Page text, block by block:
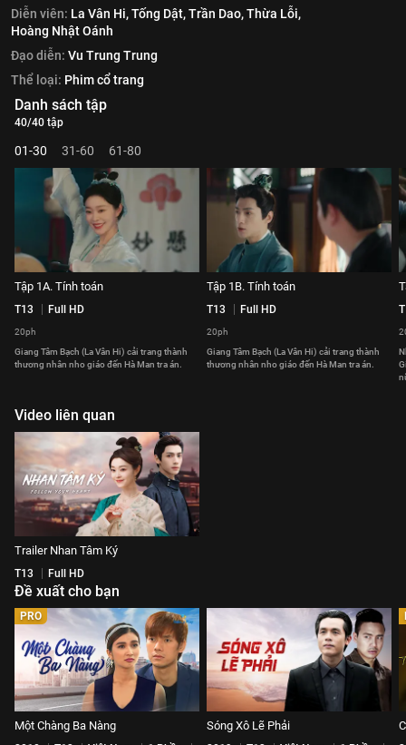
Diễn viên: La Vân Hi,Tống Dật,Trần Dao,Thừa Lỗi,
Hoàng Nhật Oánh
Đạo diễn: Vu Trung Trung
Thể loại: Phim cổ trang
Danh sách tập
40/40 tập
01-30 31-60 61-80
Tập 1A. Tính toán
T13 Full HD
20ph
Giang Tâm Bạch (La Vân Hi) cải trang thành
thương nhân nho giáo đến Hà Man tra án.
Tập 1B. Tính toán
T13 Full HD
20ph
Giang Tâm Bạch (La Vân Hi) cải trang thành
thương nhân nho giáo đến Hà Man tra án.
Video liên quan
Trailer Nhan Tâm Ký
T13 Full HD
Đề xuất cho bạn
PRO
Một Chàng Ba Nàng Sóng Xô Lẽ Phải